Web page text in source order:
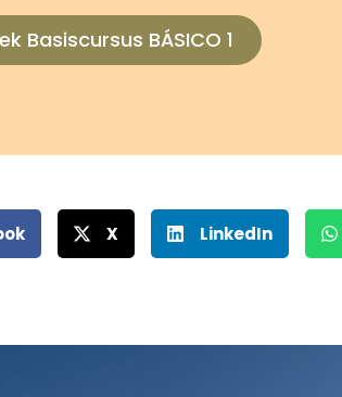
Basiscursus BÁSICO 1
X LinkedIn